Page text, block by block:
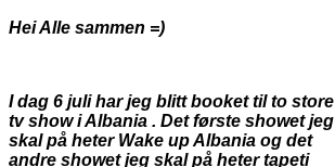
Hei Alle sammen =)
I dag 6 juli har jeg blitt booket til to store
tv show i Albania . Det første showet jeg
skal på heter Wake up Albania og det
andre showet jeg skal på heter tapeti